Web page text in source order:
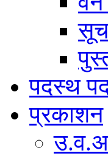
पदस्थ
प्रकाशन